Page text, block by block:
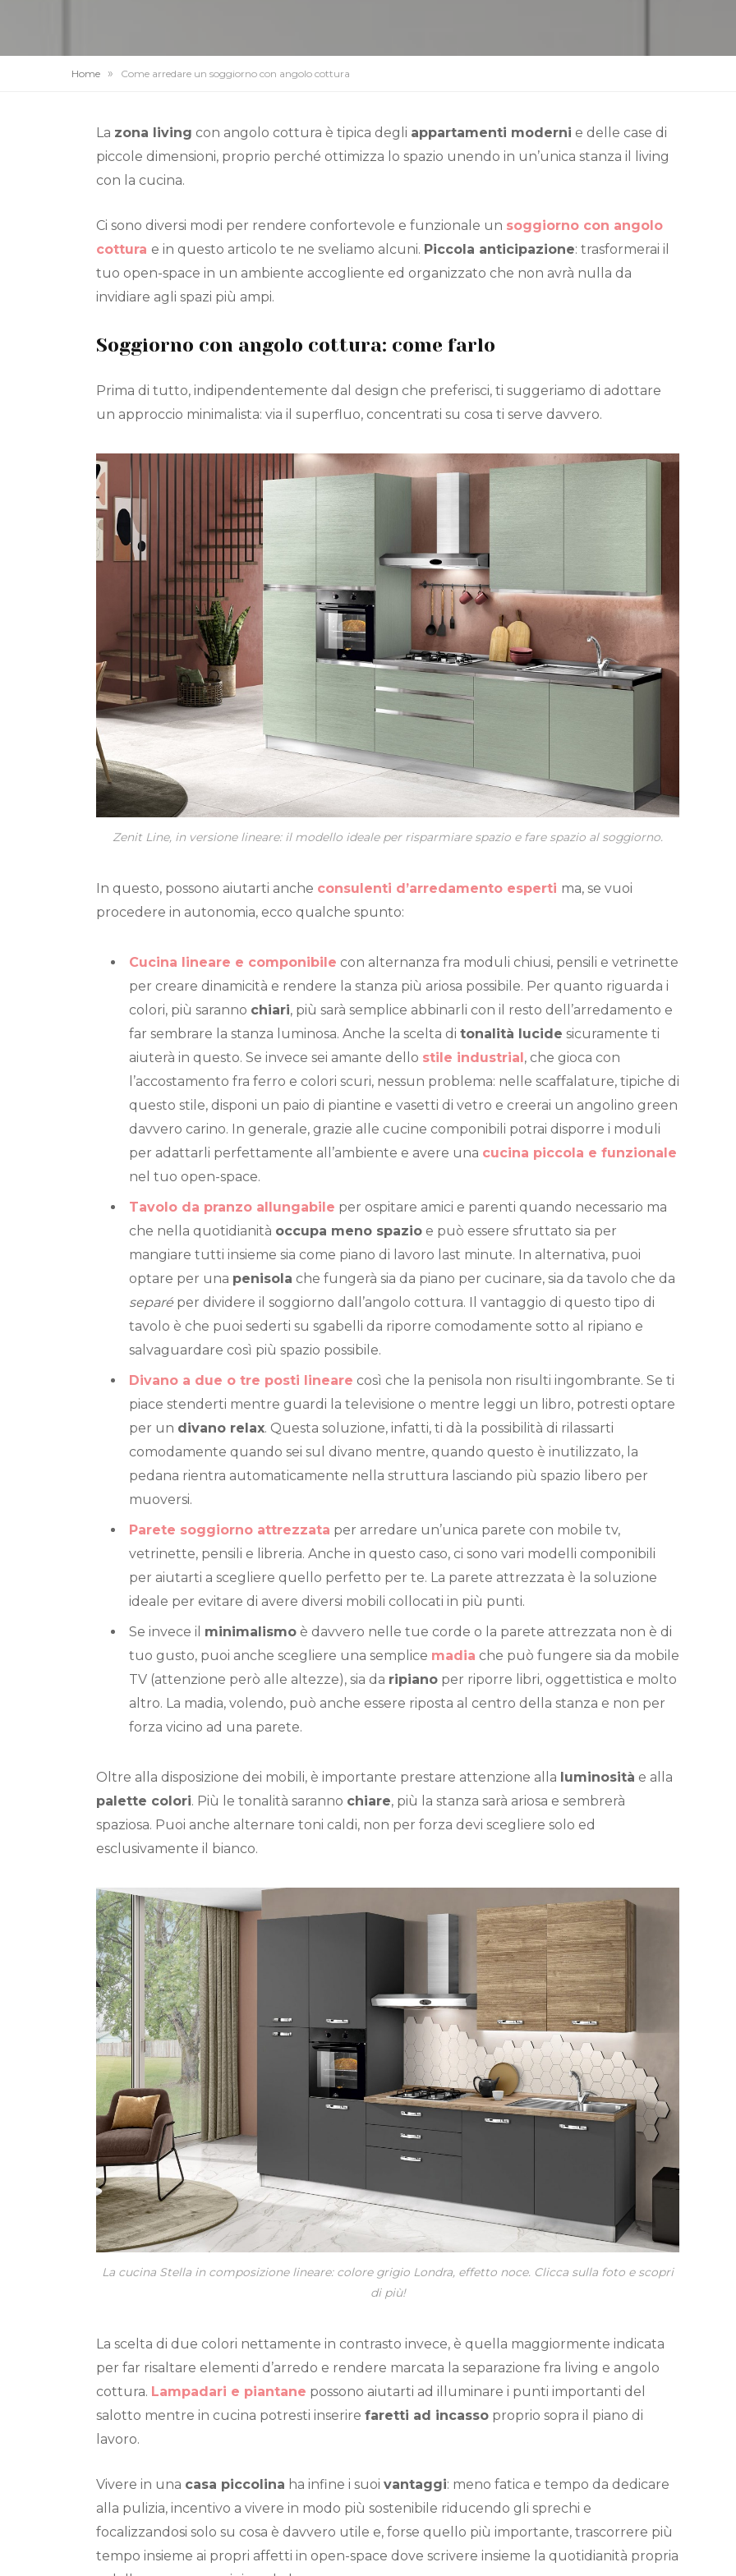
Home » Come arredare un soggiorno con angolo cottura
La zona living con angolo cottura è tipica degli appartamenti moderni e delle case di
piccole dimensioni, proprio perché ottimizza lo spazio unendo in un’unica stanza il living
con la cucina.
Ci sono diversi modi per rendere confortevole e funzionale un soggiorno con angolo
cottura e in questo articolo te ne sveliamo alcuni. Piccola anticipazione: trasformerai il
tuo open-space in un ambiente accogliente ed organizzato che non avrà nulla da
invidiare agli spazi più ampi.
Soggiorno con angolo cottura: come farlo
Prima di tutto, indipendentemente dal design che preferisci, ti suggeriamo di adottare
un approccio minimalista: via il superfluo, concentrati su cosa ti serve davvero.
Zenit Line, in versione lineare: il modello ideale per risparmiare spazio e fare spazio al soggiorno.
In questo, possono aiutarti anche consulenti d’arredamento esperti ma, se vuoi
procedere in autonomia, ecco qualche spunto:
Cucina lineare e componibile con alternanza fra moduli chiusi, pensili e vetrinette
per creare dinamicità e rendere la stanza più ariosa possibile. Per quanto riguarda i
colori, più saranno chiari, più sarà semplice abbinarli con il resto dell’arredamento e
far sembrare la stanza luminosa. Anche la scelta di tonalità lucide sicuramente ti
aiuterà in questo. Se invece sei amante dello stile industrial , che gioca con
l’accostamento fra ferro e colori scuri, nessun problema: nelle scaffalature, tipiche di
questo stile, disponi un paio di piantine e vasetti di vetro e creerai un angolino green
davvero carino. In generale, grazie alle cucine componibili potrai disporre i moduli
per adattarli perfettamente all’ambiente e avere una cucina piccola e funzionale
nel tuo open-space.
Tavolo da pranzo allungabile per ospitare amici e parenti quando necessario ma
che nella quotidianità occupa meno spazioe può essere sfruttato sia per
mangiare tutti insieme sia come piano di lavoro last minute. In alternativa, puoi
optare per una penisola che fungerà sia da piano per cucinare, sia da tavolo che da
separéper dividere il soggiorno dall’angolo cottura. Il vantaggio di questo tipo di
tavolo è che puoi sederti su sgabelli da riporre comodamente sotto al ripiano e
salvaguardare così più spazio possibile.
Divano a due o tre posti lineare così che la penisola non risulti ingombrante. Se ti
piace stenderti mentre guardi la televisione o mentre leggi un libro, potresti optare
per un divano relax. Questa soluzione, infatti, ti dà la possibilità di rilassarti
comodamente quando sei sul divano mentre, quando questo è inutilizzato, la
pedana rientra automaticamente nella struttura lasciando più spazio libero per
muoversi.
Parete soggiorno attrezzata per arredare un’unica parete con mobile tv,
vetrinette, pensili e libreria. Anche in questo caso, ci sono vari modelli componibili
per aiutarti a scegliere quello perfetto per te. La parete attrezzata è la soluzione
ideale per evitare di avere diversi mobili collocati in più punti.
Se invece il minimalismoè davvero nelle tue corde o la parete attrezzata non è di
tuo gusto, puoi anche scegliere una semplice madia che può fungere sia da mobile
TV (attenzione però alle altezze), sia da ripianoper riporre libri, oggettistica e molto
altro. La madia, volendo, può anche essere riposta al centro della stanza e non per
forza vicino ad una parete.
Oltre alla disposizione dei mobili, è importante prestare attenzione alla luminosità e alla
palette colori. Più le tonalità saranno chiare, più la stanza sarà ariosa e sembrerà
spaziosa. Puoi anche alternare toni caldi, non per forza devi scegliere solo ed
esclusivamente il bianco.
La cucina Stella in composizione lineare: colore grigio Londra, effetto noce. Clicca sulla foto e scopri
di più!
La scelta di due colori nettamente in contrasto invece, è quella maggiormente indicata
per far risaltare elementi d’arredo e rendere marcata la separazione fra living e angolo
cottura. Lampadari e piantane possono aiutarti ad illuminare i punti importanti del
salotto mentre in cucina potresti inserire faretti ad incassoproprio sopra il piano di
lavoro.
Vivere in una casa piccolina ha infine i suoi vantaggi: meno fatica e tempo da dedicare
alla pulizia, incentivo a vivere in modo più sostenibile riducendo gli sprechi e
focalizzandosi solo su cosa è davvero utile e, forse quello più importante, trascorrere più
tempo insieme ai propri affetti in open-space dove scrivere insieme la quotidianità propria